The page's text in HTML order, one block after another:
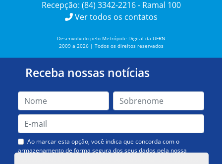
Recepção: (84) 3342-2216 - Ramal 100
Ver todos os contatos
Desenvolvido pelo Metrópole Digital da UFRN
2009 a 2026 | Todos os direitos reservados
Receba nossas notícias
Ao marcar esta opção, você indica que concorda com o
armazenamento de forma segura dos seus dados pela nossa